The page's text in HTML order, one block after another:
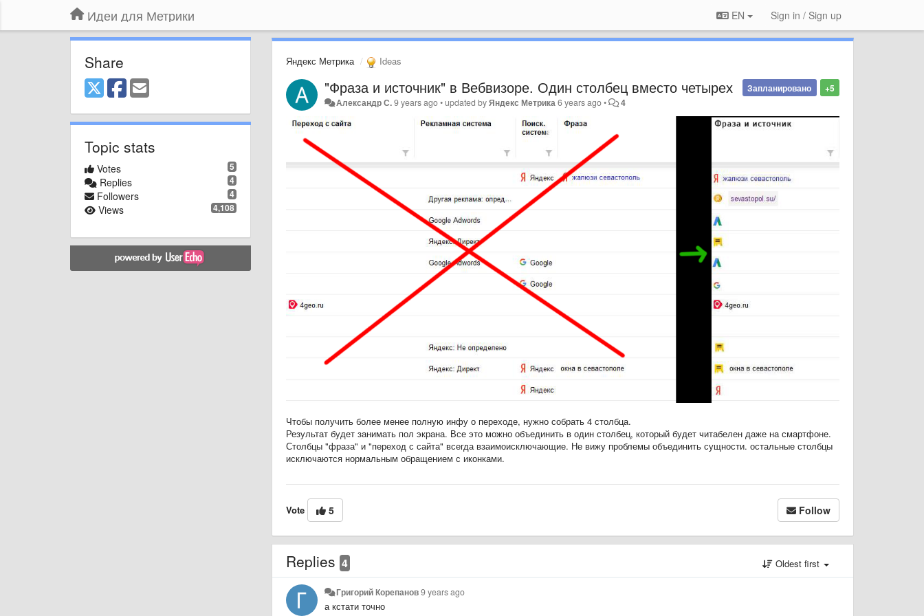
Идеи для Метрики EN Sign in / Sign up
Share
Topic stats
5
Votes
4
Replies
4
Followers
4,108
Views
Яндекс Метрика Ideas
+5
Запланировано
"Фраза и источник" в Вебвизоре. Один столбец вместо четырех
Александр С.9 years ago•updated byЯндекс Метрика 6 years ago• 4
Чтобы получить более менее полную инфу о переходе, нужно собрать 4 столбца.
Результат будет занимать пол экрана. Все это можно объединить в один столбец, который будет читабелен даже на смартфоне.
Столбцы "фраза" и "переход с сайта" всегда взаимоисключающие. Не вижу проблемы объединить сущности. остальные столбцы
исключаются нормальным обращением с иконками.
Vote 5 Follow
Replies 4 Oldest first
Григорий Корепанов9 years ago
а кстати точно